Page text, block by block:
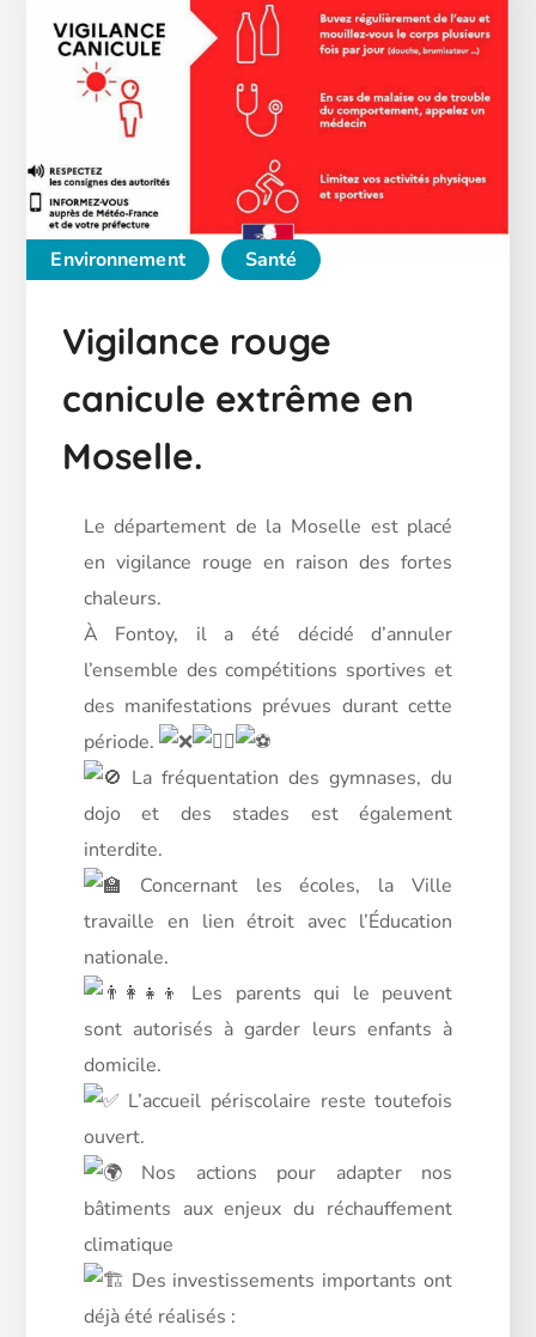
Environnement Santé
Vigilance rouge
canicule extrême en
Moselle.
Le département de la Moselle est placé
en vigilance rouge en raison des fortes
chaleurs.
À Fontoy, il a été décidé d’annuler
l’ensemble des compétitions sportives et
des manifestations prévues durant cette
période.
La fréquentation des gymnases, du
dojo et des stades est également
interdite.
Concernant les écoles, la Ville
travaille en lien étroit avec l’Éducation
nationale.
Les parents qui le peuvent
sont autorisés à garder leurs enfants à
domicile.
L’accueil périscolaire reste toutefois
ouvert.
Nos actions pour adapter nos
bâtiments aux enjeux du réchauffement
climatique
Des investissements importants ont
déjà été réalisés :